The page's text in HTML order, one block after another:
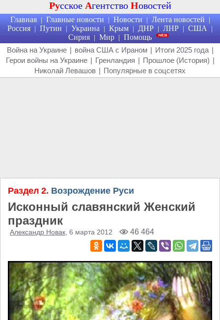
Русское Агентство Новостей
Главная | Главные новости | Новости | Лента новостей |
Россия | Путин | Украина | Крым | ДНР | ЛНР | США |
Сирия | Мир | Помощь
Война на Украине | война США с Ираном | Итоги 2025 года |
Герои войны на Украине | Гренландия | Прошлое (История) |
Николай Левашов | Популярные в соцсетях
Раздел 2. Возрождение Руси
Исконный славянский Женский
праздник
Александр Новак , 6 марта 2012 46 464